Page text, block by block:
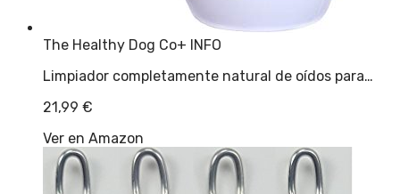
The Healthy Dog Co+ INFO
Limpiador completamente natural de oídos para…
21,99 €
Ver en Amazon